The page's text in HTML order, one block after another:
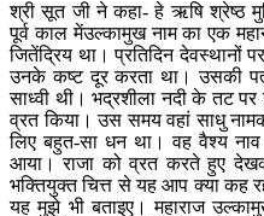
श्री सूत जी ने कहा- हे ऋषि श्रेष्ठ
पूर्व काल मेंउल्कामुख नाम का एक
जितेंद्रिय था। प्रतिदिन देवस्थानों
उनके कष्ट दूर करता था। उसकी
साध्वी थी। भद्रशीला नदी के तट पर
व्रत किया। उस समय वहां साधु
लिए बहुत-सा धन था। वह वैश्य
आया। राजा को व्रत करते हुए
भक्तियुक्त चित्त से यह आप क्या कह
यह मुझे भी बताइए। महाराज